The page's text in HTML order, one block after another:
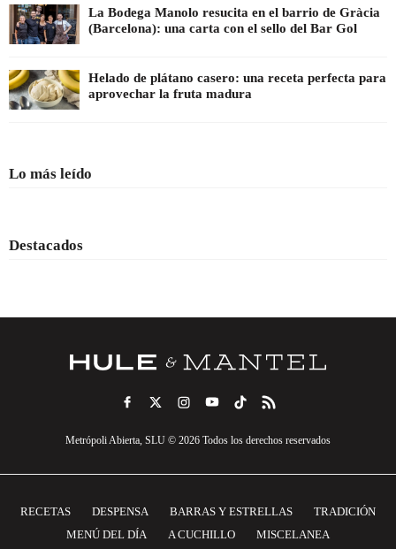
La Bodega Manolo resucita en el barrio de Gràcia
(Barcelona): una carta con el sello del Bar Gol
Helado de plátano casero: una receta perfecta para
aprovechar la fruta madura
Lo más leído
Destacados
Metrópoli Abierta, SLU © 2026 Todos los derechos reservados
RECETAS DESPENSA BARRAS Y ESTRELLAS
TRADICIÓN
MENÚ DEL DÍA
A CUCHILLO MISCELANEA